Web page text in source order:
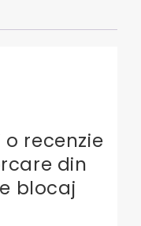
recenzie
din
blocaj